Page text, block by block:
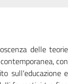
delle teorie
con
sull'educazione e